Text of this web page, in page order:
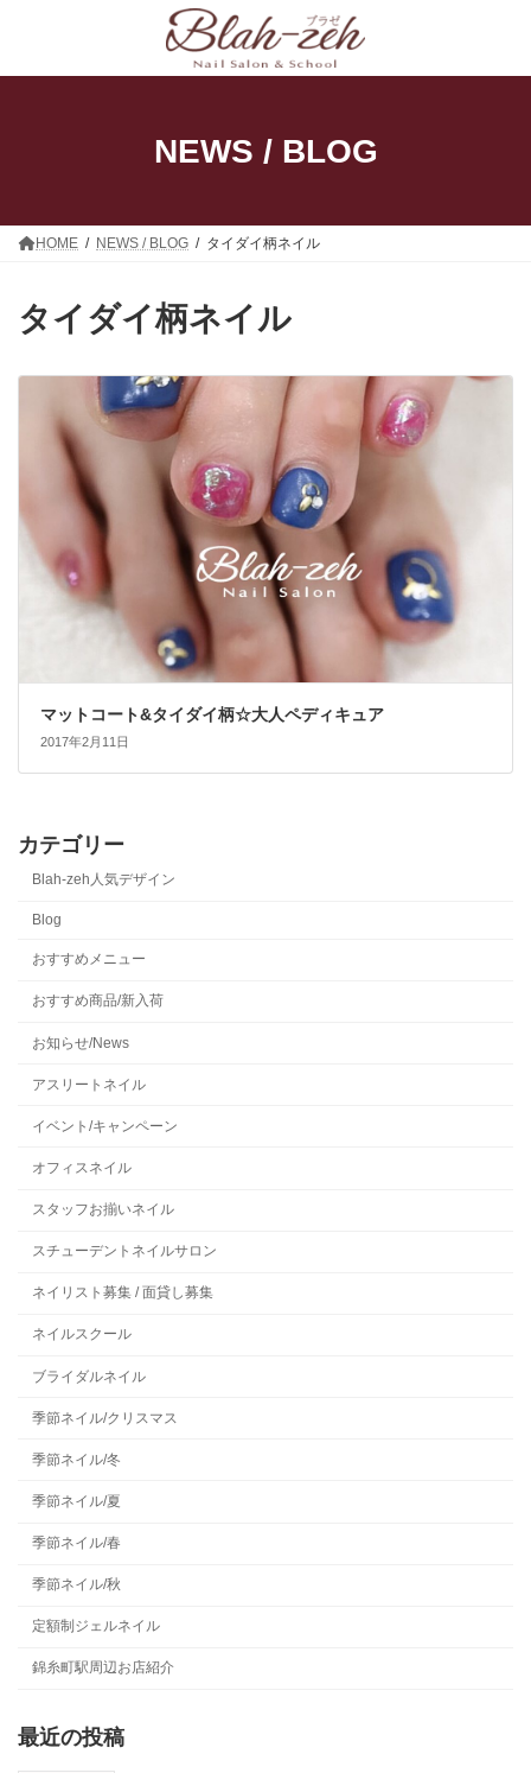
ン
ー
NEWS / BLOG
HOME NEWS / BLOG タイダイ柄ネイル
タイダイ柄ネイル
マットコート&タイダイ柄☆大人ペディキュア
2017年2月11日
カテゴリー
Blah-zeh人気デザイン
Blog
おすすめメニュー
おすすめ商品/新入荷
お知らせ/News
アスリートネイル
イベント/キャンペーン
オフィスネイル
スタッフお揃いネイル
スチューデントネイルサロン
ネイリスト募集 / 面貸し募集
ネイルスクール
ブライダルネイル
季節ネイル/クリスマス
季節ネイル/冬
季節ネイル/夏
季節ネイル/春
季節ネイル/秋
定額制ジェルネイル
錦糸町駅周辺お店紹介
最近の投稿